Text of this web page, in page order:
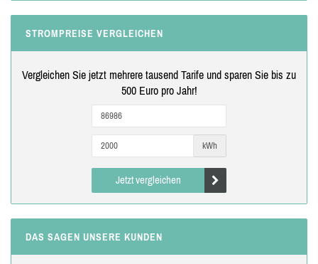
STROMPREISE VERGLEICHEN
Vergleichen Sie jetzt mehrere tausend Tarife und sparen Sie bis zu
500 Euro pro Jahr!
kWh
Jetzt vergleichen
DAS SAGEN UNSERE KUNDEN